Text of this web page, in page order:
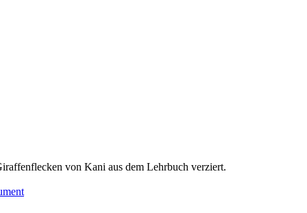
von Kani aus dem Lehrbuch verziert.